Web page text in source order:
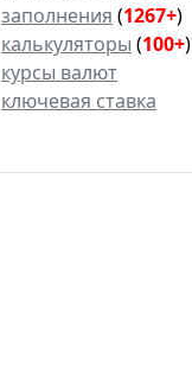
заполнения (1267+)
калькуляторы (100+)
курсы валют
ключевая ставка